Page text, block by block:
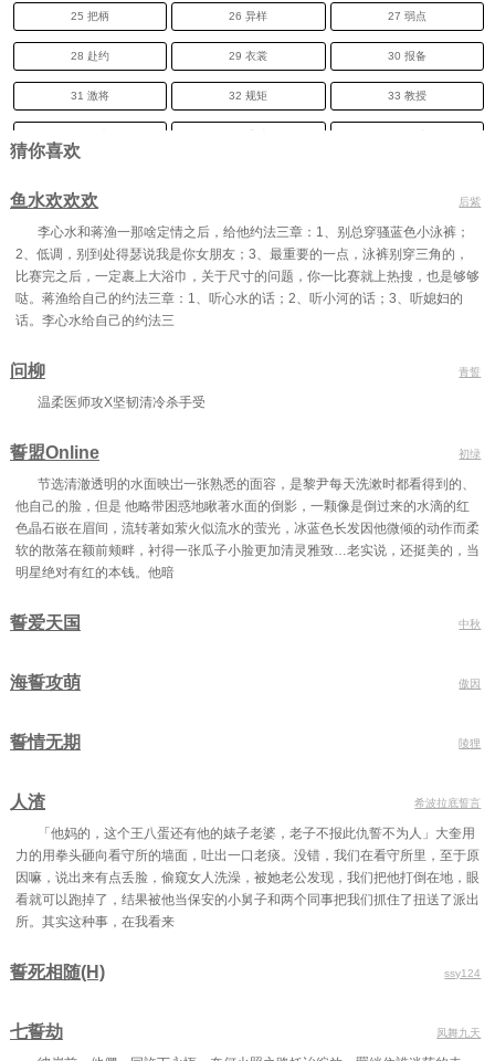
25 把柄 26 异样 27 弱点
28 赴约 29 衣裳 30 报备
31 激将 32 规矩 33 教授
43 暴露 44 狡猾 45 闹静
46 拜年 47 卖弄 48 计远
58 救命
61 分家 62 赔偿 63 引荐
64 商量 65 拟定 66 跟踪
67 开张
70 放下
76 看诊
79 注定
87 嫁衣
88 打算 89 好运 90 打他
91 暂避 92 忘年 93 失落
94 拜节
97 来客
猜你喜欢
鱼水欢欢欢 后紫
李心水和蒋渔一那啥定情之后，给他约法三章：1、别总穿骚蓝色小泳裤；
2、低调，别到处得瑟说我是你女朋友；3、最重要的一点，泳裤别穿三角的，
比赛完之后，一定裹上大浴巾，关于尺寸的问题，你一比赛就上热搜，也是够够
哒。蒋渔给自己的约法三章：1、听心水的话；2、听小河的话；3、听媳妇的
话。李心水给自己的约法三
问柳 青誓
温柔医师攻X坚韧清冷杀手受
誓盟Online 初绿
节选清澈透明的水面映岀一张熟悉的面容，是黎尹每天洗漱时都看得到的、
他自己的脸，但是 他略带困惑地瞅著水面的倒影，一颗像是倒过来的水滴的红
色晶石嵌在眉间，流转著如萦火似流水的萤光，冰蓝色长发因他微倾的动作而柔
软的散落在额前颊畔，衬得一张瓜子小脸更加清灵雅致…老实说，还挺美的，当
明星绝对有红的本钱。他暗
誓爱天国 中秋
海誓攻萌 傲因
誓情无期 陵狸
人渣 希波拉底誓言
「他妈的，这个王八蛋还有他的婊子老婆，老子不报此仇誓不为人」大奎用
力的用拳头砸向看守所的墙面，吐出一口老痰。没错，我们在看守所里，至于原
因嘛，说出来有点丢脸，偷窥女人洗澡，被她老公发现，我们把他打倒在地，眼
看就可以跑掉了，结果被他当保安的小舅子和两个同事把我们抓住了扭送了派出
所。其实这种事，在我看来
誓死相随(H) ssy124
七誓劫 凤舞九天